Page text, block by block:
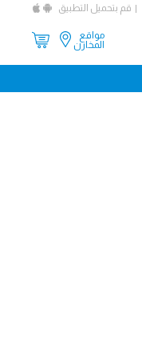
قم بتحميل التطبيق
مواقع
المخازن